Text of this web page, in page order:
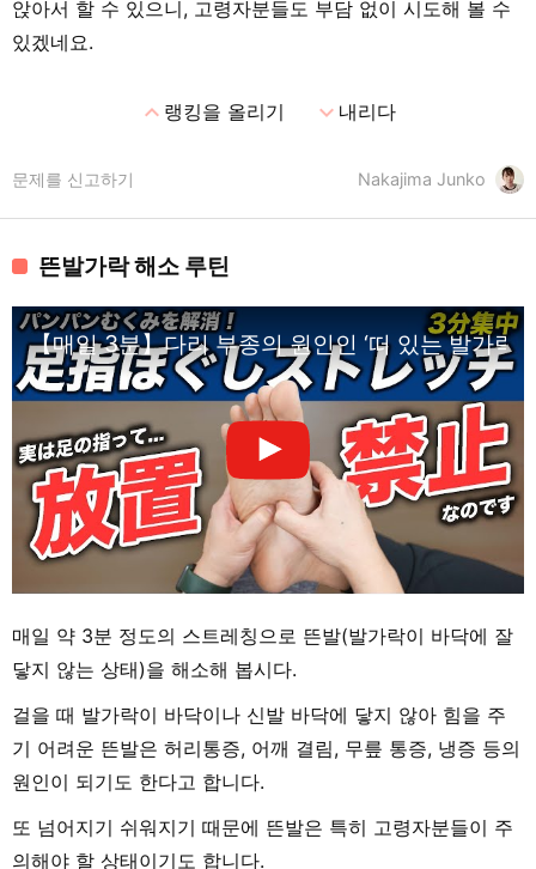
앉아서 할 수 있으니, 고령자분들도 부담 없이 시도해 볼 수
있겠네요.
expand_less랭킹을 올리기 expand_more내리다
Nakajima Junko
문제를 신고하기
뜬발가락 해소 루틴
【매일 3분】다리 부종의 원인인 ‘떠 있는 발가락
매일 약 3분 정도의 스트레칭으로 뜬발(발가락이 바닥에 잘
닿지 않는 상태)을 해소해 봅시다.
걸을 때 발가락이 바닥이나 신발 바닥에 닿지 않아 힘을 주
기 어려운 뜬발은 허리통증, 어깨 결림, 무릎 통증, 냉증 등의
원인이 되기도 한다고 합니다.
또 넘어지기 쉬워지기 때문에 뜬발은 특히 고령자분들이 주
의해야 할 상태이기도 합니다.